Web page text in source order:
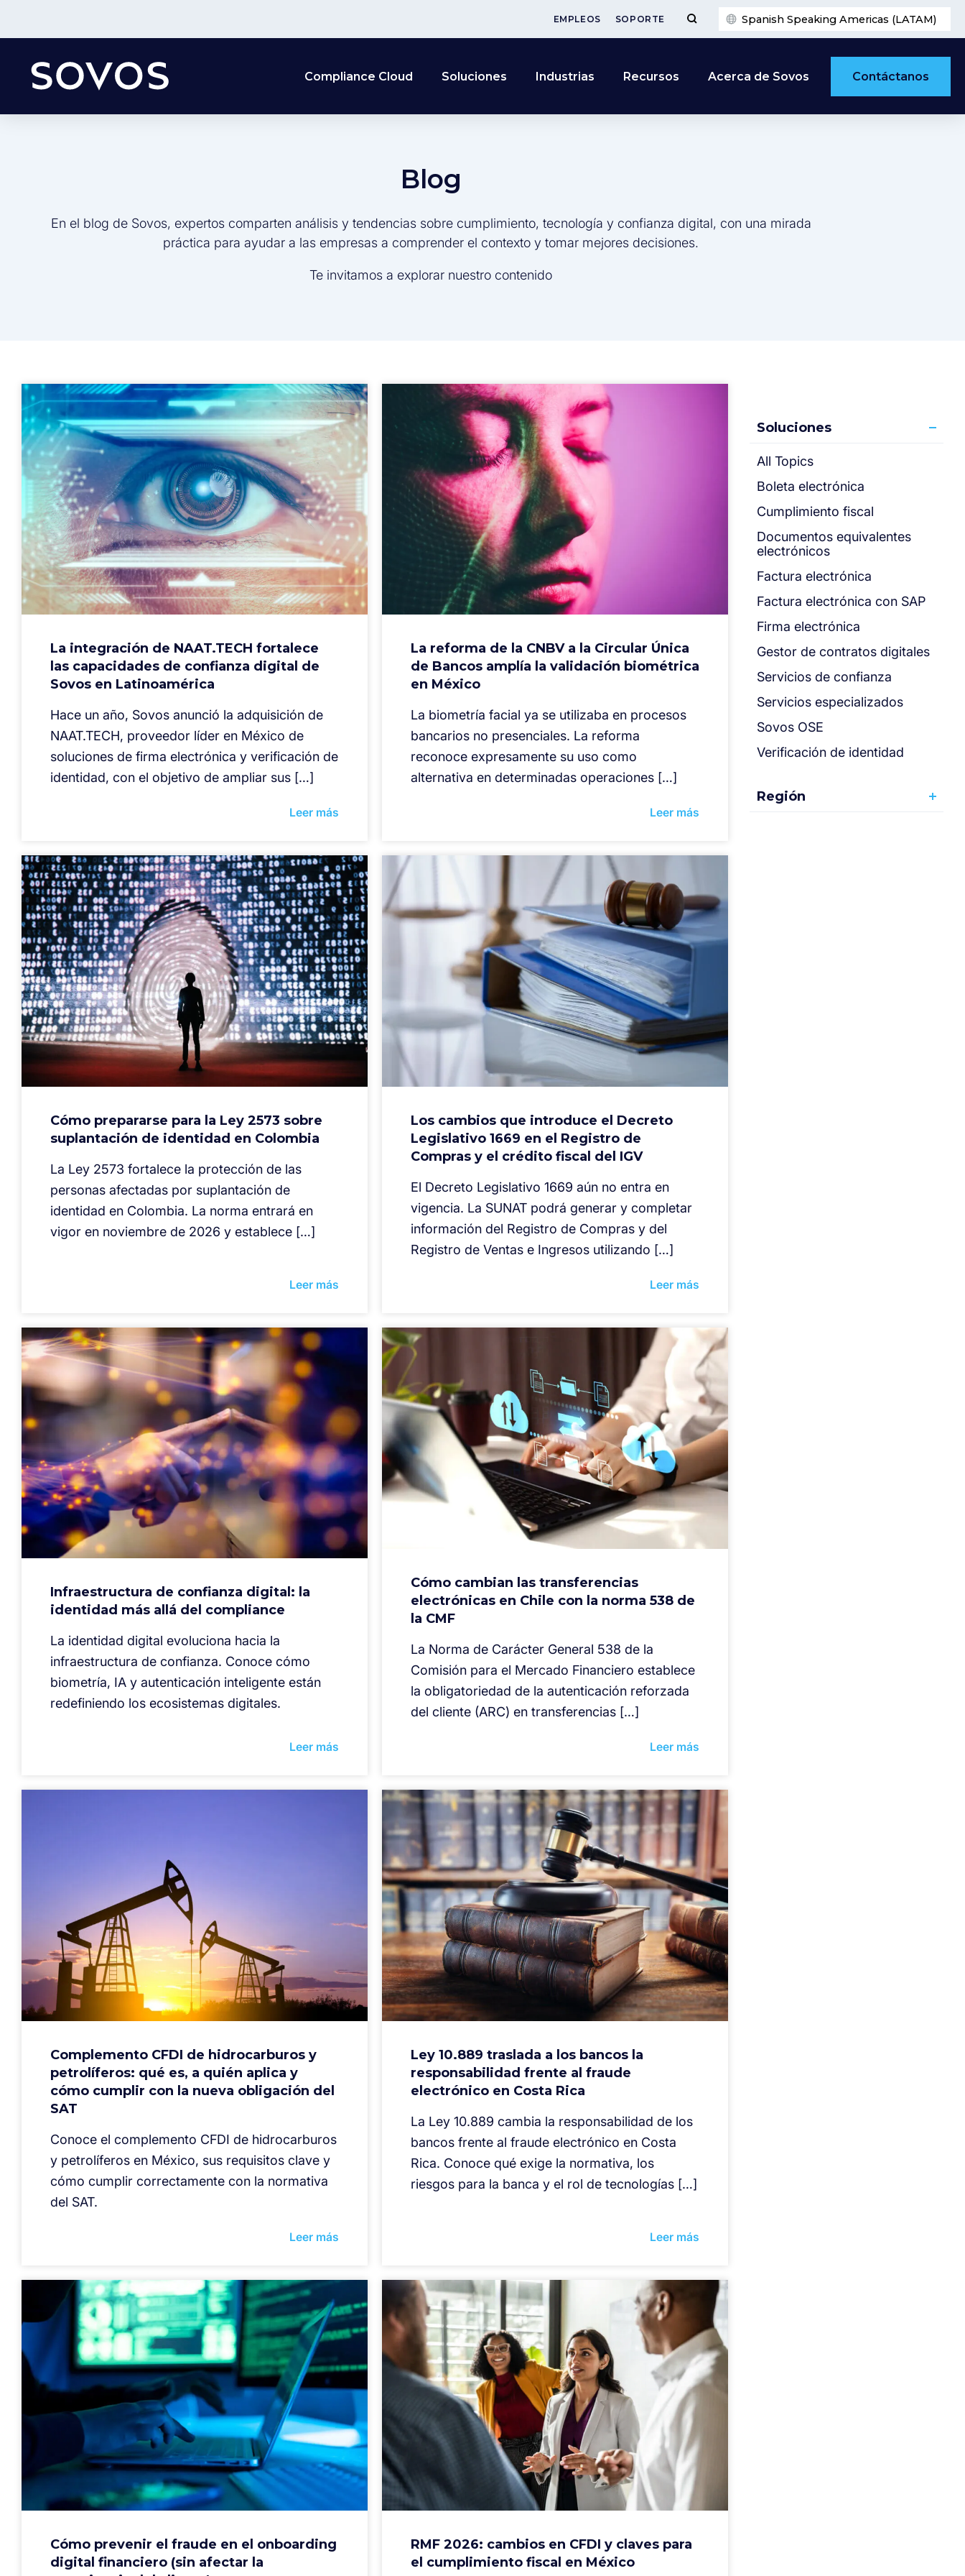
EMPLEOS SOPORTE Spanish Speaking Americas (LATAM)
Compliance Cloud Soluciones Industrias Recursos Acerca de Sovos Contáctanos
Blog
En el blog de Sovos, expertos comparten análisis y tendencias sobre cumplimiento, tecnología y confianza digital, con una mirada
práctica para ayudar a las empresas a comprender el contexto y tomar mejores decisiones.
Te invitamos a explorar nuestro contenido
Soluciones
All Topics
Boleta electrónica
Cumplimiento fiscal
Documentos equivalentes
electrónicos
Factura electrónica
Factura electrónica con SAP
Firma electrónica
Gestor de contratos digitales
Servicios de confianza
Servicios especializados
Sovos OSE
Verificación de identidad
Región
La integración de NAAT.TECH fortalece
las capacidades de confianza digital de
Sovos en Latinoamérica
Hace un año, Sovos anunció la adquisición de
NAAT.TECH, proveedor líder en México de
soluciones de firma electrónica y verificación de
identidad, con el objetivo de ampliar sus […]
Leer más
La reforma de la CNBV a la Circular Única
de Bancos amplía la validación biométrica
en México
La biometría facial ya se utilizaba en procesos
bancarios no presenciales. La reforma
reconoce expresamente su uso como
alternativa en determinadas operaciones […]
Leer más
Cómo prepararse para la Ley 2573 sobre
suplantación de identidad en Colombia
La Ley 2573 fortalece la protección de las
personas afectadas por suplantación de
identidad en Colombia. La norma entrará en
vigor en noviembre de 2026 y establece […]
Leer más
Los cambios que introduce el Decreto
Legislativo 1669 en el Registro de
Compras y el crédito fiscal del IGV
El Decreto Legislativo 1669 aún no entra en
vigencia. La SUNAT podrá generar y completar
información del Registro de Compras y del
Registro de Ventas e Ingresos utilizando […]
Leer más
Infraestructura de confianza digital: la
identidad más allá del compliance
La identidad digital evoluciona hacia la
infraestructura de confianza. Conoce cómo
biometría, IA y autenticación inteligente están
redefiniendo los ecosistemas digitales.
Leer más
Cómo cambian las transferencias
electrónicas en Chile con la norma 538 de
la CMF
La Norma de Carácter General 538 de la
Comisión para el Mercado Financiero establece
la obligatoriedad de la autenticación reforzada
del cliente (ARC) en transferencias […]
Leer más
Complemento CFDI de hidrocarburos y
petrolíferos: qué es, a quién aplica y
cómo cumplir con la nueva obligación del
SAT
Conoce el complemento CFDI de hidrocarburos
y petrolíferos en México, sus requisitos clave y
cómo cumplir correctamente con la normativa
del SAT.
Leer más
Ley 10.889 traslada a los bancos la
responsabilidad frente al fraude
electrónico en Costa Rica
La Ley 10.889 cambia la responsabilidad de los
bancos frente al fraude electrónico en Costa
Rica. Conoce qué exige la normativa, los
riesgos para la banca y el rol de tecnologías […]
Leer más
Cómo prevenir el fraude en el onboarding
digital financiero (sin afectar la
RMF 2026: cambios en CFDI y claves para
el cumplimiento fiscal en México